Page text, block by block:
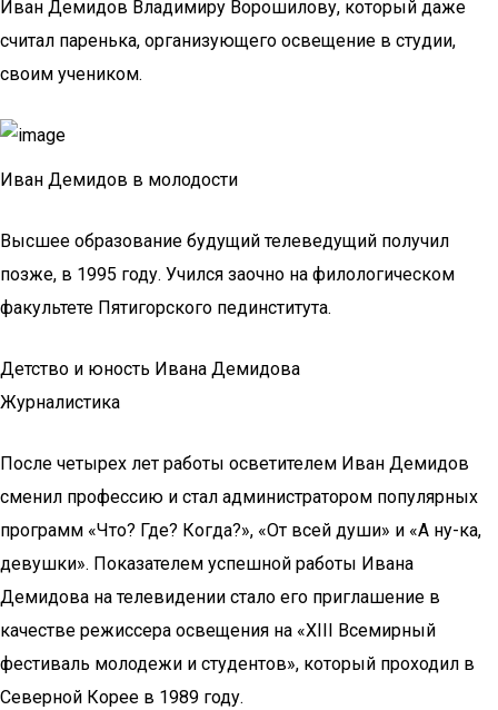
Иван Демидов Владимиру Ворошилову, который даже
считал паренька, организующего освещение в студии,
своим учеником.
Иван Демидов в молодости
Высшее образование будущий телеведущий получил
позже, в 1995 году. Учился заочно на филологическом
факультете Пятигорского пединститута.
Детство и юность Ивана Демидова
Журналистика
После четырех лет работы осветителем Иван Демидов
сменил профессию и стал администратором популярных
программ «Что? Где? Когда?», «От всей души» и «А ну-ка,
девушки». Показателем успешной работы Ивана
Демидова на телевидении стало его приглашение в
качестве режиссера освещения на «XIII Всемирный
фестиваль молодежи и студентов», который проходил в
Северной Корее в 1989 году.